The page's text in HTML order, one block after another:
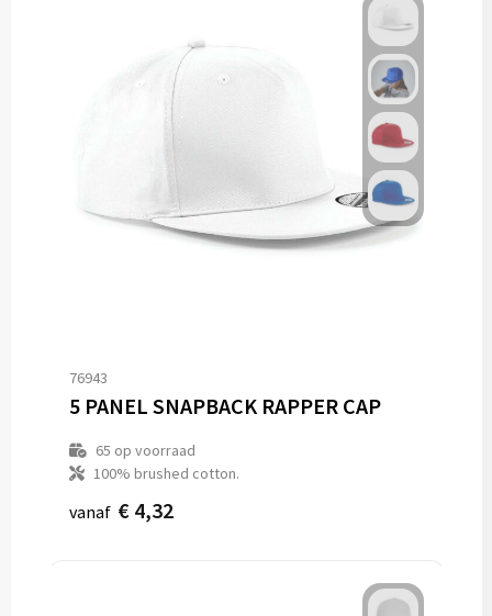
76943
5 PANEL SNAPBACK RAPPER CAP
65 op voorraad
100% brushed cotton.
vanaf € 4,32